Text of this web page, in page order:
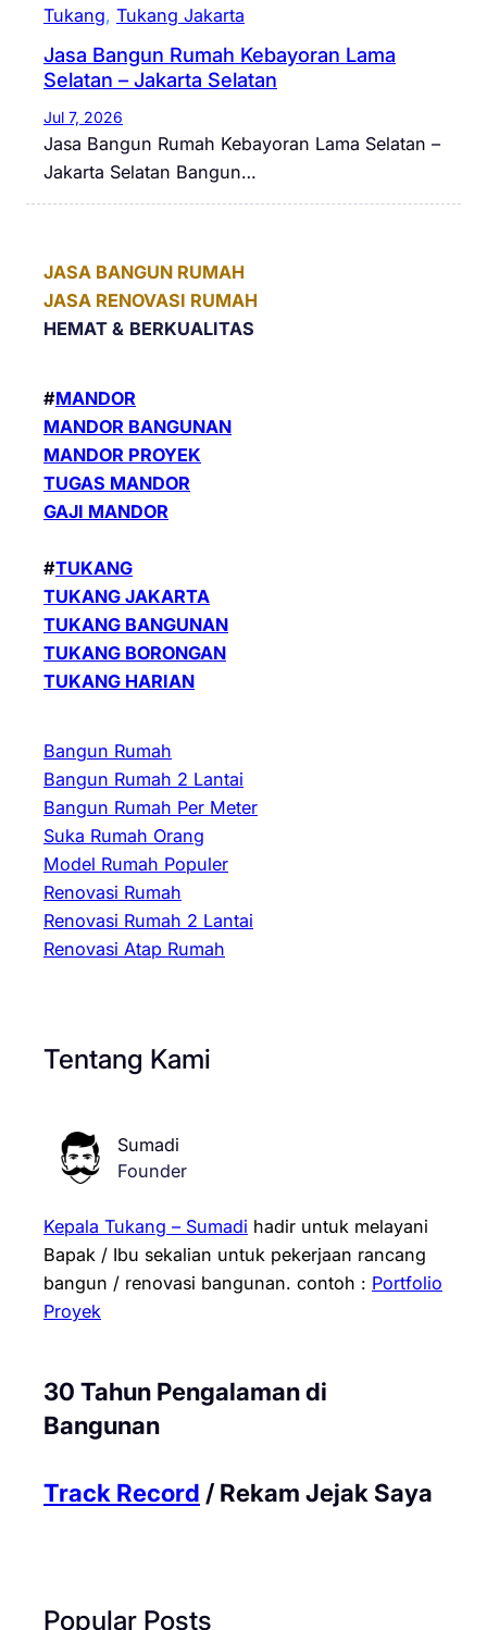
Tukang, Tukang Jakarta
Jasa Bangun Rumah Kebayoran Lama
Selatan – Jakarta Selatan
Jul 7, 2026
Jasa Bangun Rumah Kebayoran Lama Selatan –
Jakarta Selatan Bangun…
JASA BANGUN RUMAH
JASA RENOVASI RUMAH
HEMAT & BERKUALITAS
#MANDOR
MANDOR BANGUNAN
MANDOR PROYEK
TUGAS MANDOR
GAJI MANDOR
#TUKANG
TUKANG JAKARTA
TUKANG BANGUNAN
TUKANG BORONGAN
TUKANG HARIAN
Bangun Rumah
Bangun Rumah 2 Lantai
Bangun Rumah Per Meter
Suka Rumah Orang
Model Rumah Populer
Renovasi Rumah
Renovasi Rumah 2 Lantai
Renovasi Atap Rumah
Tentang Kami
Sumadi
Founder
Kepala Tukang – Sumadi hadir untuk melayani
Bapak / Ibu sekalian untuk pekerjaan rancang
bangun / renovasi bangunan. contoh : Portfolio
Proyek
30 Tahun Pengalaman di
Bangunan
Track Record / Rekam Jejak Saya
Popular Posts